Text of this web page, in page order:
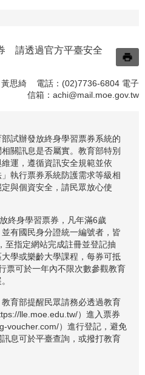
請透過官方平臺安全
黃思綺 電話：(02)7736-6804 電子
信箱： achi@mail.moe.gov.tw
試辦發放終身學習票券系統的
關訊息是否屬實。教育部特別
運，遵循資訊安全規範並依
」執行票券系統防護需求等級相
與個資安全，請民眾放心使
終身學習票券，凡年滿6歲
並有國民身分證統一編號者，皆
至指定網站完成註冊並登記抽
學或樂齡大學課程，每券可抵
票可於一年內不限次數參觀教育
育部提醒民眾請務必透過教育
lle.moe.edu.tw/）進入票券
voucher.com/）進行登記，避免
息可於平臺查詢，或撥打教育